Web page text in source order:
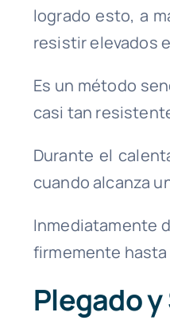
logrado esto, a
resistir elevados
Es un método
casi tan
Durante el
cuando alcanza
Inmediatamente
firmemente hasta
Plegado